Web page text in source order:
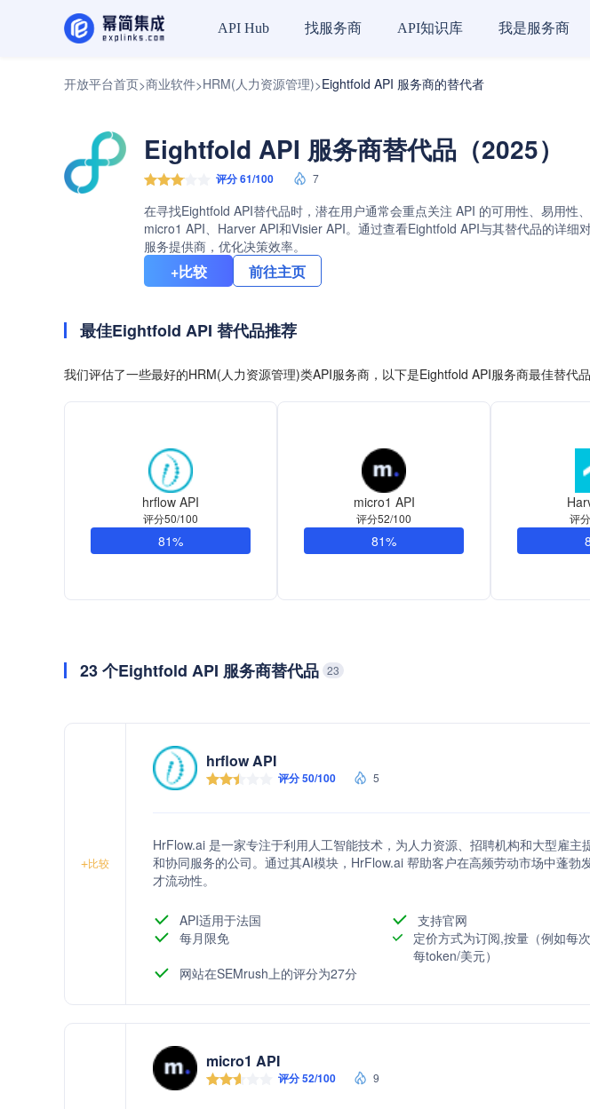
API Hub 找服务商 API知识库 我是服务商
开放平台首页>商业软件>HRM(人力资源管理)>Eightfold API 服务商的替代者
Eightfold API 服务商替代品（2025）
评分 61/100 7
在寻找Eightfold API替代品时，潜在用户通常会重点关注 API 的可用性、易用性
micro1 API、Harver API和Visier API。通过查看Eightfold API与其替代品的详
服务提供商，优化决策效率。
+比较 前往主页
最佳Eightfold API 替代品推荐
我们评估了一些最好的HRM(人力资源管理)类API服务商，以下是Eightfold API服务商最佳替代品
hrflow API
评分50/100
81%
micro1 API
评分52/100
81%
评
23 个Eightfold API 服务商替代品 23
+比较
hrflow API
评分 50/100 5
HrFlow.ai 是一家专注于利用人工智能技术，为人力资源、招聘机构和大型雇主
和协同服务的公司。通过其AI模块，HrFlow.ai 帮助客户在高频劳动市场中蓬勃
才流动性。
API适用于法国
支持官网
每月限免
定价方式为订阅,按量（例如每次/
每token/美元）
网站在SEMrush上的评分为27分
micro1 API
评分 52/100 9